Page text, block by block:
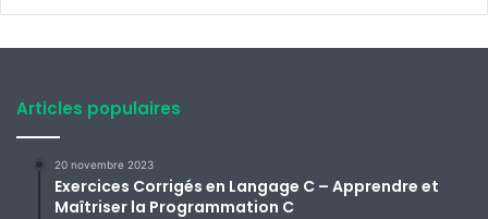
Articles populaires
20 novembre 2023
Exercices Corrigés en Langage C – Apprendre et
Maîtriser la Programmation C